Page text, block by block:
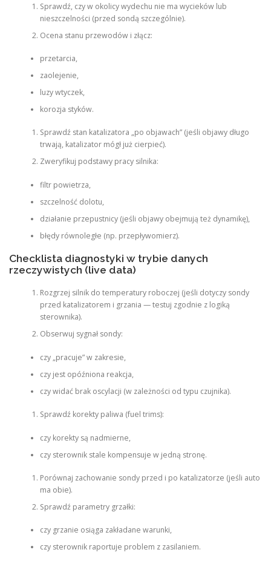
Sprawdź, czy w okolicy wydechu nie ma wycieków lub
nieszczelności (przed sondą szczególnie).
Ocena stanu przewodów i złącz:
przetarcia,
zaolejenie,
luzy wtyczek,
korozja styków.
Sprawdź stan katalizatora „po objawach” (jeśli objawy długo
trwają, katalizator mógł już cierpieć).
Zweryfikuj podstawy pracy silnika:
filtr powietrza,
szczelność dolotu,
działanie przepustnicy (jeśli objawy obejmują też dynamikę),
błędy równoległe (np. przepływomierz).
Checklista diagnostyki w trybie danych
rzeczywistych (live data)
Rozgrzej silnik do temperatury roboczej (jeśli dotyczy sondy
przed katalizatorem i grzania — testuj zgodnie z logiką
sterownika).
Obserwuj sygnał sondy:
czy „pracuje” w zakresie,
czy jest opóźniona reakcja,
czy widać brak oscylacji (w zależności od typu czujnika).
Sprawdź korekty paliwa (fuel trims):
czy korekty są nadmierne,
czy sterownik stale kompensuje w jedną stronę.
Porównaj zachowanie sondy przed i po katalizatorze (jeśli auto
ma obie).
Sprawdź parametry grzałki:
czy grzanie osiąga zakładane warunki,
czy sterownik raportuje problem z zasilaniem.